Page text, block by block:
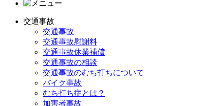
交通事故
交通事故
交通事故慰謝料
交通事故休業補償
交通事故の相談
交通事故のむち打ちについて
バイク事故
むち打ち症とは？
加害者事故